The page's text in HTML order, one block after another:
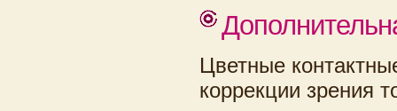
Цветные
коррекции зрения